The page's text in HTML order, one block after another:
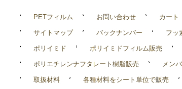
PETフィルム お問い合わせ カート
サイトマップ バックナンバー フッ
ポリイミド ポリイミドフィルム販売
ポリエチレンナフタレート樹脂販売 メン
取扱材料 各種材料をシート単位で販売